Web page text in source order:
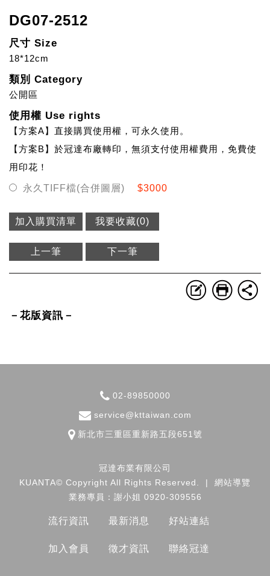
DG07-2512
尺寸 Size
18*12cm
類別 Category
公開區
使用權 Use rights
【方案A】直接購買使用權，可永久使用。
【方案B】於冠達布廠轉印，無須支付使用權費用，免費使
用印花！
永久TIFF檔(合併圖層) $3000
加入購買清單 我要收藏(0)
上一筆 下一筆
－花版資訊－
02-89850000
service@kttaiwan.com
新北市三重區重新路五段651號
冠達布業有限公司
KUANTA© Copyright All Rights Reserved.
| 網站導覽
業務專員：謝小姐 0920-309556
流行資訊 最新消息 好站連結
加入會員 徵才資訊 聯絡冠達